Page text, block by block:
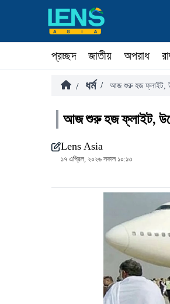
প্রচ্ছদ জাতীয় অপরাধ
/ ধর্ম / আজ শুরু হজ ফ্লাইট,
আজ শুরু হজ ফ্লাইট,
Lens Asia
১৭ এপ্রিল, ২০২৬ সকাল ১০:১৩